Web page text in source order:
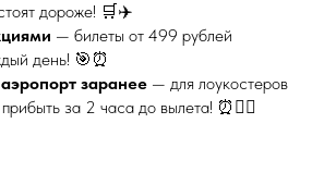
дороже! 🛒✈️
— билеты от 499 рублей
день! 🎯⏰
заранее — для лоукостеров
за 2 часа до вылета! ⏰🏃‍♂️